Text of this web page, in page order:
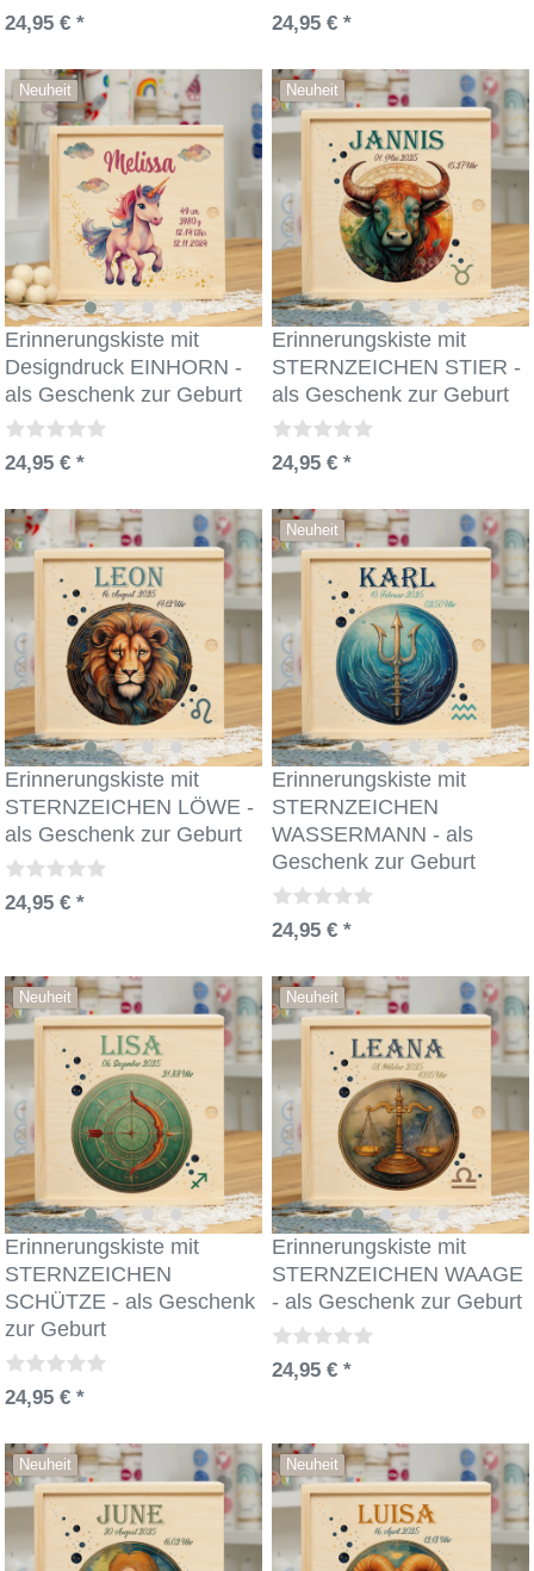
24,95 € * 24,95 € *
Neuheit
Erinnerungskiste mit
Designdruck EINHORN -
als Geschenk zur Geburt
24,95 € *
Neuheit
Erinnerungskiste mit
STERNZEICHEN STIER -
als Geschenk zur Geburt
24,95 € *
Erinnerungskiste mit
STERNZEICHEN LÖWE -
als Geschenk zur Geburt
24,95 € *
Neuheit
Erinnerungskiste mit
STERNZEICHEN
WASSERMANN - als
Geschenk zur Geburt
24,95 € *
Neuheit
Erinnerungskiste mit
STERNZEICHEN
SCHÜTZE - als Geschenk
zur Geburt
24,95 € *
Neuheit
Erinnerungskiste mit
STERNZEICHEN WAAGE
- als Geschenk zur Geburt
24,95 € *
Neuheit Neuheit